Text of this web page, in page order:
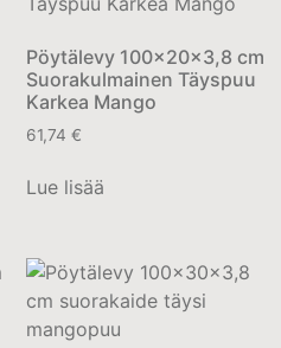
Pöytälevy 100x20x3,8 cm
Suorakulmainen Täyspuu
Karkea Mango
61,74 €
Lue lisää